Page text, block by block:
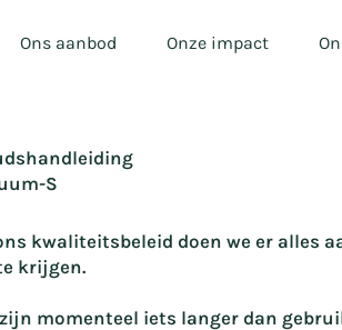
Ons aanbod Onze impact
S
kwaliteitsbeleid doen we er alles
krijgen.
momenteel iets langer dan